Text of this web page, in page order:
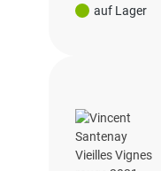
auf Lager